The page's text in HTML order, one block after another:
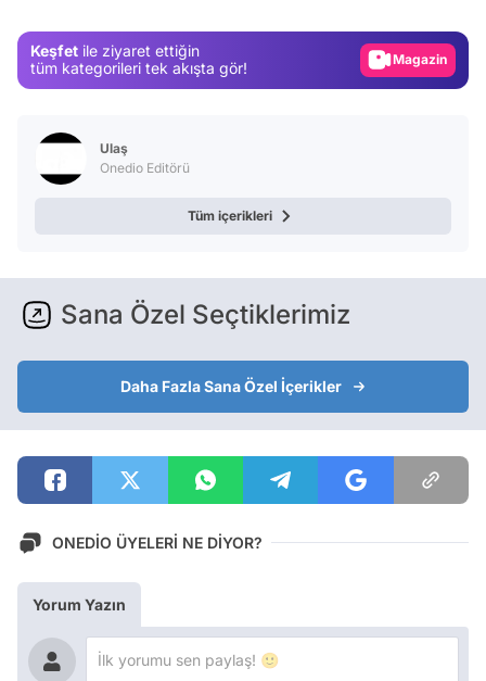
Keşfet ile ziyaret ettiğin
tüm kategorileri tek akışta gör!
Magazin
Video
Ulaş
Onedio Editörü
Tüm içerikleri
Sana Özel Seçtiklerimiz
Daha Fazla Sana Özel İçerikler
ONEDİO ÜYELERİ NE DİYOR?
Yorum Yazın